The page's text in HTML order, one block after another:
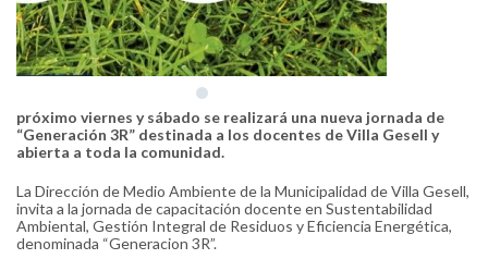
próximo viernes y sábado se realizará una nueva jornada de
“Generación 3R” destinada a los docentes de Villa Gesell y
abierta a toda la comunidad.
La Dirección de Medio Ambiente de la Municipalidad de Villa Gesell,
invita a la jornada de capacitación docente en Sustentabilidad
Ambiental, Gestión Integral de Residuos y Eficiencia Energética,
denominada “Generacion 3R”.